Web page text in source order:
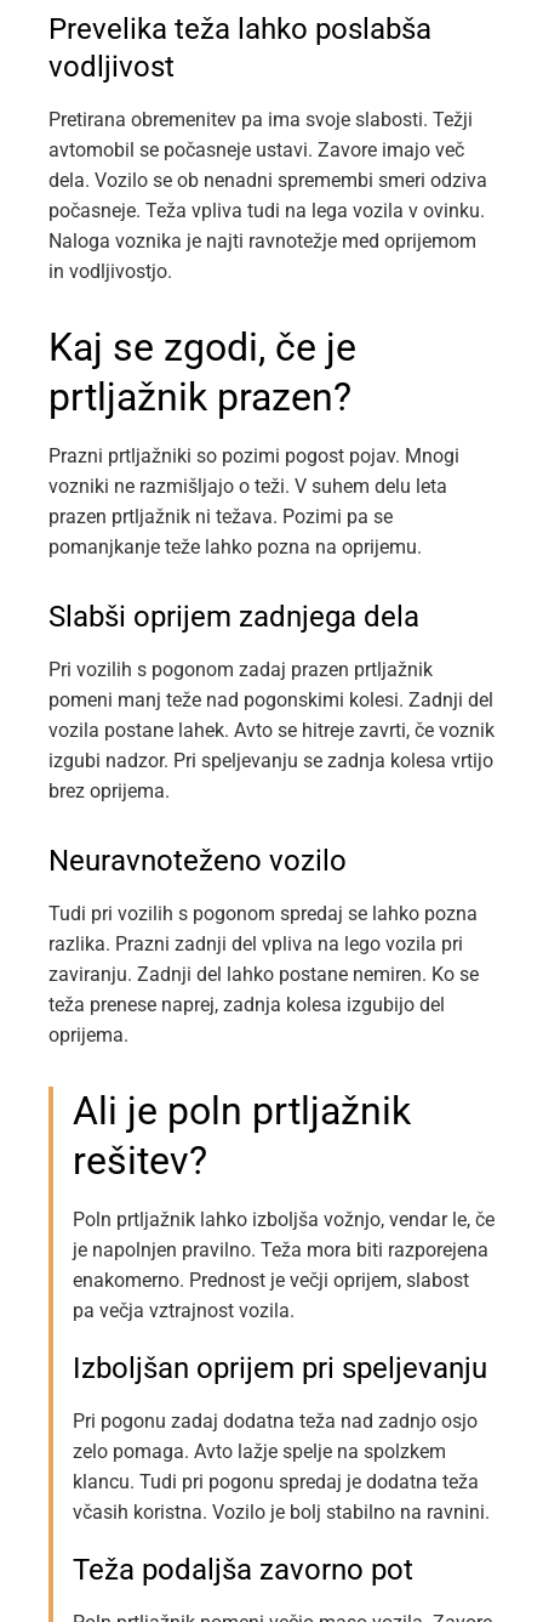
Prevelika teža lahko poslabša
vodljivost
Pretirana obremenitev pa ima svoje slabosti. Težji
avtomobil se počasneje ustavi. Zavore imajo več
dela. Vozilo se ob nenadni spremembi smeri odziva
počasneje. Teža vpliva tudi na lega vozila v ovinku.
Naloga voznika je najti ravnotežje med oprijemom
in vodljivostjo.
Kaj se zgodi, če je
prtljažnik prazen?
Prazni prtljažniki so pozimi pogost pojav. Mnogi
vozniki ne razmišljajo o teži. V suhem delu leta
prazen prtljažnik ni težava. Pozimi pa se
pomanjkanje teže lahko pozna na oprijemu.
Slabši oprijem zadnjega dela
Pri vozilih s pogonom zadaj prazen prtljažnik
pomeni manj teže nad pogonskimi kolesi. Zadnji del
vozila postane lahek. Avto se hitreje zavrti, če voznik
izgubi nadzor. Pri speljevanju se zadnja kolesa vrtijo
brez oprijema.
Neuravnoteženo vozilo
Tudi pri vozilih s pogonom spredaj se lahko pozna
razlika. Prazni zadnji del vpliva na lego vozila pri
zaviranju. Zadnji del lahko postane nemiren. Ko se
teža prenese naprej, zadnja kolesa izgubijo del
oprijema.
Ali je poln prtljažnik
rešitev?
Poln prtljažnik lahko izboljša vožnjo, vendar le, če
je napolnjen pravilno. Teža mora biti razporejena
enakomerno. Prednost je večji oprijem, slabost
pa večja vztrajnost vozila.
Izboljšan oprijem pri speljevanju
Pri pogonu zadaj dodatna teža nad zadnjo osjo
zelo pomaga. Avto lažje spelje na spolzkem
klancu. Tudi pri pogonu spredaj je dodatna teža
včasih koristna. Vozilo je bolj stabilno na ravnini.
Teža podaljša zavorno pot